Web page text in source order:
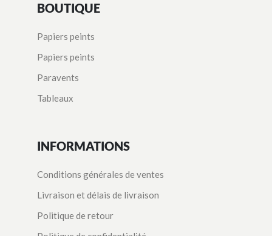
BOUTIQUE
Papiers peints
Papiers peints
Paravents
Tableaux
INFORMATIONS
Conditions générales de ventes
Livraison et délais de livraison
Politique de retour